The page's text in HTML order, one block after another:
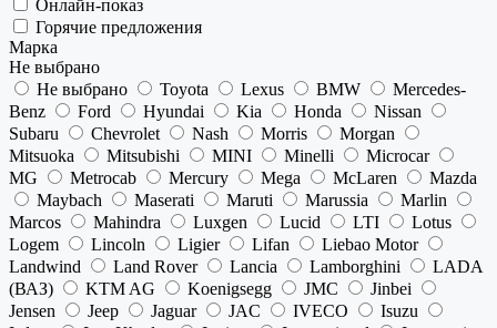
Онлайн-показ
Горячие предложения
Марка
Не выбрано
Не выбрано
Toyota Lexus BMW
Mercedes-
Benz
Ford Hyundai Kia Honda
Nissan
Subaru
Chevrolet Nash Morris
Morgan
Mitsuoka
Mitsubishi MINI Minelli
Microcar
MG
Metrocab Mercury Mega McLaren
Mazda
Maybach
Maserati Maruti Marussia
Marlin
Marcos
Mahindra Luxgen Lucid LTI
Lotus
Logem
Lincoln Ligier Lifan
Liebao Motor
Landwind
Land Rover Lancia Lamborghini
LADA
(ВАЗ)
KTM AG Koenigsegg JMC
Jinbei
Jensen
Jeep Jaguar JAC IVECO
Isuzu